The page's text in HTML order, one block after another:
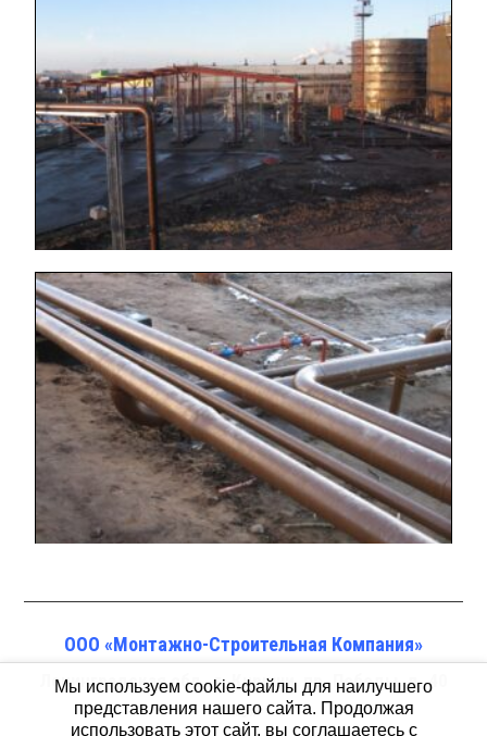
ООО «Монтажно-Строительная Компания»
Ленинградская обл., г. Кириши, пр. Победы, д. 40
«б»
Мы используем cookie-файлы для наилучшего
представления нашего сайта. Продолжая
использовать этот сайт, вы соглашаетесь с